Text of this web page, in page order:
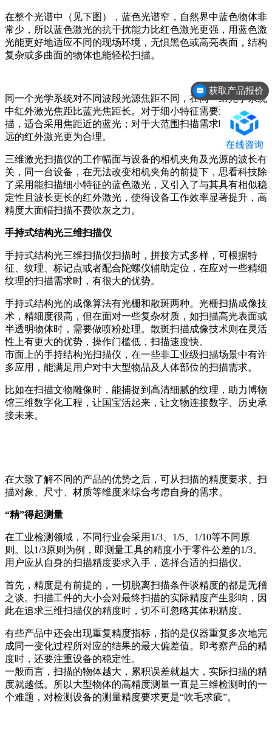
在整个光谱中（见下图），蓝色光谱窄，自然界中蓝色物体非
常少，所以蓝色激光的抗干扰能力比红色激光更强，用蓝色激
光能更好地适应不同的现场环境，无惧黑色或高亮表面，结构
复杂或多曲面的物体也能轻松扫描。
同一个光学系统对不同波段光源焦距不同，在同一组光学系统
中红外激光焦距比蓝光焦距长。对于细小特征需要近距离扫
描，适合采用焦距近的蓝光；对于大范围扫描需求时采用焦距
远的红外激光更为合理。
三维激光扫描仪的工作幅面与设备的相机夹角及光源的波长有
关，同一台设备，在无法改变相机夹角的前提下，思看科技除
了采用能扫描细小特征的蓝色激光，又引入了与其具有相似稳
定性且波长更长的红外激光，使得设备工作效率显著提升，高
精度大面幅扫描不费吹灰之力。
手持式结构光三维扫描仪
手持式结构光三维扫描仪扫描时，拼接方式多样，可根据特
征、纹理、标记点或者配合陀螺仪辅助定位，在应对一些精细
纹理的扫描需求时，有很大的优势。
手持式结构光的成像算法有光栅和散斑两种。光栅扫描成像技
术，精细度很高，但在面对一些复杂材质，如扫描高光表面或
半透明物体时，需要做喷粉处理。散斑扫描成像技术则在灵活
性上有更大的优势，操作门槛低，扫描速度快。
市面上的手持结构光扫描仪，在一些非工业级扫描场景中有许
多应用，能满足用户对中大型物品及人体部位的扫描需求。
比如在扫描文物雕像时，能捕捉到高清细腻的纹理，助力博物
馆三维数字化工程，让国宝活起来，让文物连接数字、历史承
接未来。
在大致了解不同的产品的优势之后，可从扫描的精度要求、扫
描对象、尺寸、材质等维度来综合考虑自身的需求。
“精”得起测量
在工业检测领域，不同行业会采用1/3、1/5、1/10等不同原
则。以1/3原则为例，即测量工具的精度小于零件公差的1/3。
用户应从自身的扫描精度要求入手，选择合适的扫描仪。
首先，精度是有前提的，一切脱离扫描条件谈精度的都是无稽
之谈。扫描工件的大小会对最终扫描的实际精度产生影响，因
此在追求三维扫描仪的精度时，切不可忽略其体积精度。
有些产品中还会出现重复精度指标，指的是仪器重复多次地完
成同一变化过程所对应的结果的最大偏差值。即考察产品的精
度时，还要注重设备的稳定性。
一般而言，扫描的物体越大，累积误差就越大，实际扫描的精
度就越低。所以大型物体的高精度测量一直是三维检测时的一
个难题，对检测设备的测量精度要求更是“吹毛求疵”。
预约免费上门演示